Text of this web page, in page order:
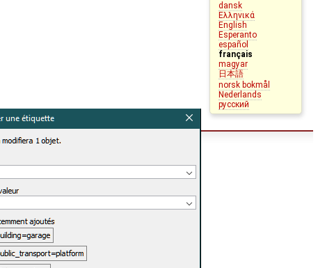
dansk
Ελληνικά
English
Esperanto
español
français
magyar
日本語
norsk bokmål
Nederlands
русский